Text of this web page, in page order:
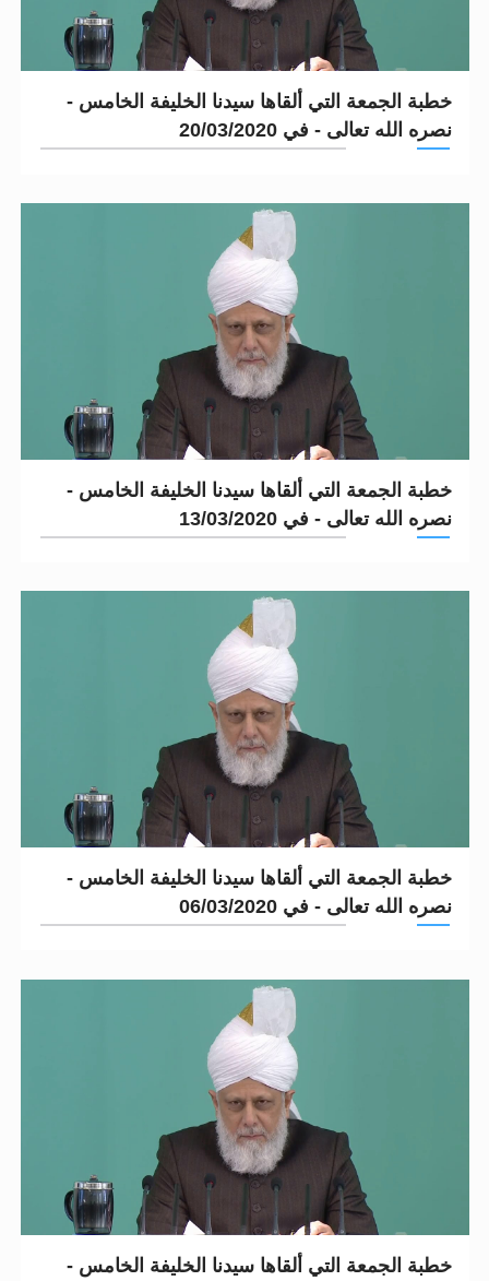
خطبة الجمعة التي ألقاها سيدنا الخليفة الخامس -
نصره الله تعالى - في 20/03/2020
خطبة الجمعة التي ألقاها سيدنا الخليفة الخامس -
نصره الله تعالى - في 13/03/2020
خطبة الجمعة التي ألقاها سيدنا الخليفة الخامس -
نصره الله تعالى - في 06/03/2020
خطبة الجمعة التي ألقاها سيدنا الخليفة الخامس -